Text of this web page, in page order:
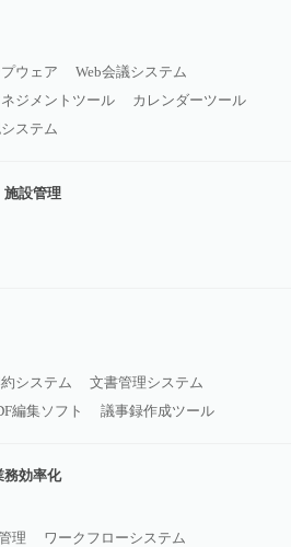
ウェア
Web会議システム
ジメントツール
カレンダーツール
ステム
施設管理
システム
文書管理システム
編集ソフト 議事録作成ツール
務効率化
理
ワークフローシステム